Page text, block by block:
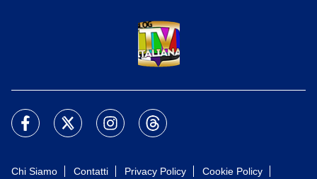
Chi Siamo Contatti Privacy Policy Cookie Policy